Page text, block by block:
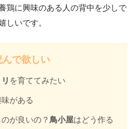
鶏に興味のある人の背中を少しで
しいです。
で欲しい
を育ててみたい
がある
が良いの？ 鳥小屋はどう作る